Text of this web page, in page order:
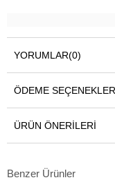
YORUMLAR(0)
ÖDEME
ÜRÜN ÖNERILERI
Benzer Ürünler